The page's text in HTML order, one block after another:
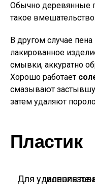
Обычно деревянные
такое вмешательство.
В другом случае
лакированное
смывки, аккуратно
Хорошо работает
смазывают
затем удаляют
Пластик
Для удаления пены с